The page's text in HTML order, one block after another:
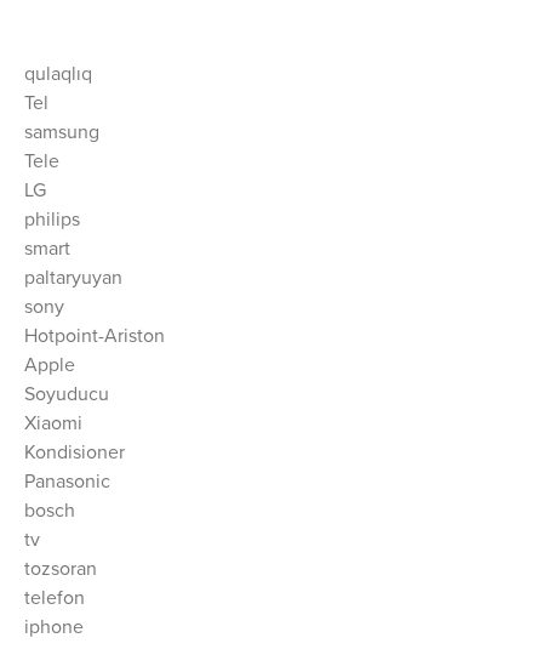
qulaqlıq
Tel
samsung
Tele
LG
philips
smart
paltaryuyan
sony
Hotpoint-Ariston
Apple
Soyuducu
Xiaomi
Kondisioner
Panasonic
bosch
tv
tozsoran
telefon
iphone